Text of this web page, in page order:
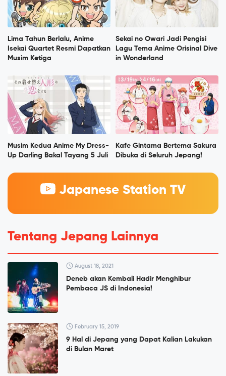
Lima Tahun Berlalu, Anime
Isekai Quartet Resmi Dapatkan
Musim Ketiga
Sekai no Owari Jadi Pengisi
Lagu Tema Anime Orisinal Dive
in Wonderland
Musim Kedua Anime My Dress-
Up Darling Bakal Tayang 5 Juli
Kafe Gintama Bertema Sakura
Dibuka di Seluruh Jepang!
Japanese Station TV
Tentang Jepang Lainnya
August 18, 2021
Deneb akan Kembali Hadir Menghibur
Pembaca JS di Indonesia!
February 15, 2019
9 Hal di Jepang yang Dapat Kalian Lakukan
di Bulan Maret